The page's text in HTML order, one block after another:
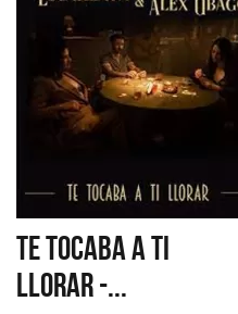
TE TOCABA A TI
LLORAR -...